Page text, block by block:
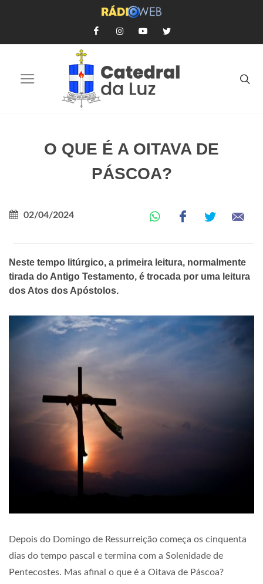
O QUE É A OITAVA DE
PÁSCOA?
02/04/2024
Neste tempo litúrgico, a primeira leitura, normalmente
tirada do Antigo Testamento, é trocada por uma leitura
dos Atos dos Apóstolos.
Depois do Domingo de Ressurreição começa os cinquenta
dias do tempo pascal e termina com a Solenidade de
Pentecostes. Mas afinal o que é a Oitava de Páscoa?